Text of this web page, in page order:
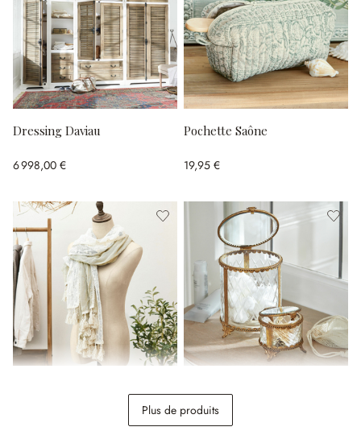
Dressing Daviau
6 998,00 €
Pochette Saône
19,95 €
Svelteque
39,95 €
Plus de produits